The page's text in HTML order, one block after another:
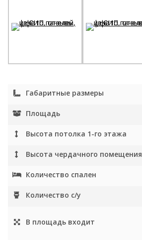
Габаритные размеры
Площадь
Высота потолка 1-го этажа
Высота чердачного помещения
Количество спален
Количество с/у
В площадь входит